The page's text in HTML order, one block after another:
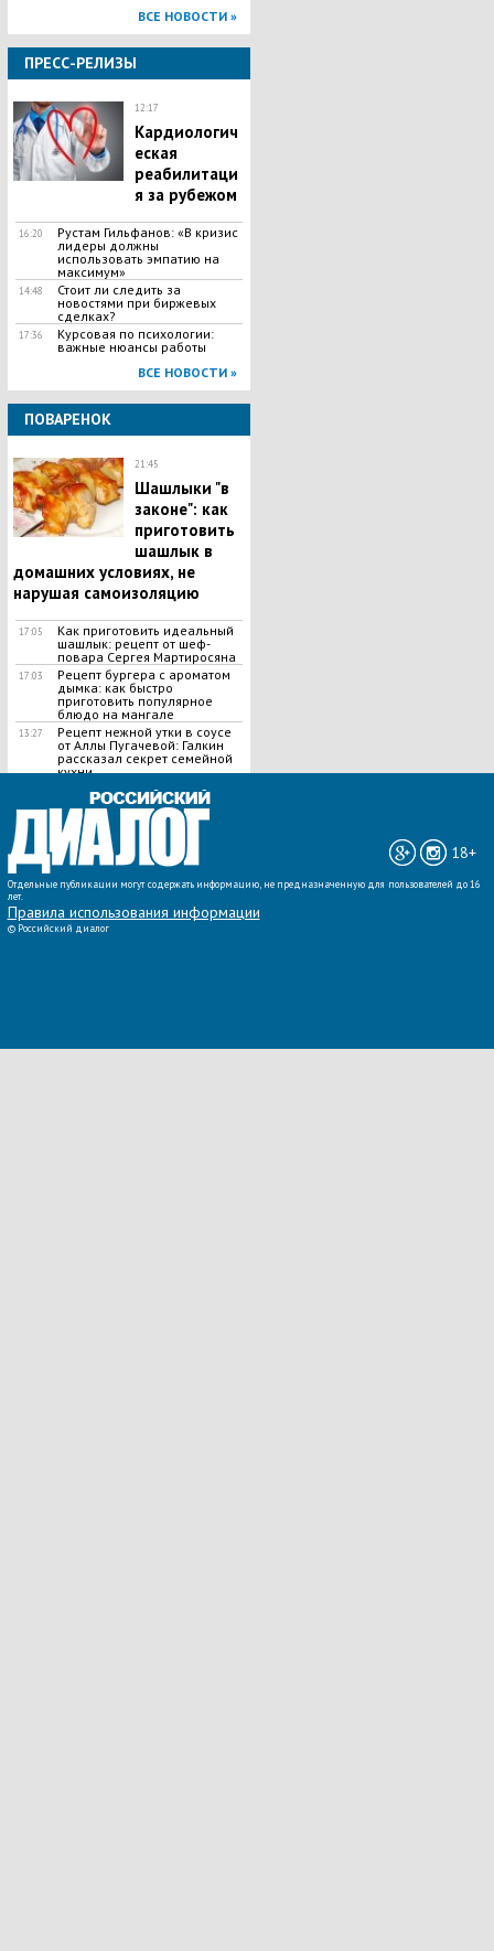
ВСЕ НОВОСТИ »
ПРЕСС-РЕЛИЗЫ
12:17
Кардиологич
еская
реабилитаци
я за рубежом
16:20
Рустам Гильфанов: «В кризис
лидеры должны
использовать эмпатию на
максимум»
14:48
Стоит ли следить за
новостями при биржевых
сделках?
17:36
Курсовая по психологии:
важные нюансы работы
ВСЕ НОВОСТИ »
ПОВАРЕНОК
21:45
Шашлыки "в
законе": как
приготовить
шашлык в
домашних условиях, не
нарушая самоизоляцию
17:05
Как приготовить идеальный
шашлык​: рецепт от шеф-
повара Сергея Мартиросяна
17:03
Рецепт бургера с ароматом
дымка: как быстро
приготовить популярное
блюдо на мангале
13:27
Рецепт нежной утки в соусе
от Аллы Пугачевой: Галкин
рассказал секрет семейной
кухни
ВСЕ НОВОСТИ »
18+
Отдельные публикации могут содержать информацию, не предназначенную для пользователей до 16
лет.
Правила использования информации
© Российский диалог